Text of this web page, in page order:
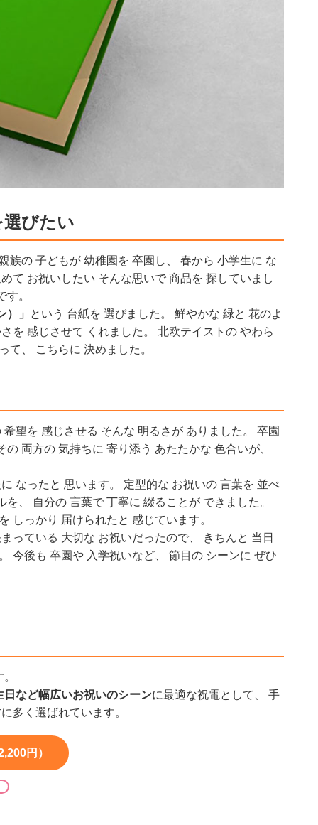
びたい
族の 子どもが 幼稚園を 卒園し、 春から 小学生に な
て お祝いしたい そんな思いで 商品を 探していまし
。
」
という 台紙を 選びました。 鮮やかな 緑と 花のよ
を 感じさせて くれました。 北欧テイストの やわら
て、 こちらに 決めました。
望を 感じさせる そんな 明るさが ありました。 卒園
両方の 気持ちに 寄り添う あたたかな 色合いが、
なったと 思います。 定型的な お祝いの 言葉を 並べ
、 自分の 言葉で 丁寧に 綴ることが できました。
しっかり 届けられたと 感じています。
っている 大切な お祝いだったので、 きちんと 当日
今後も 卒園や 入学祝いなど、 節目の シーンに ぜひ
など幅広いお祝いのシーンに最適な祝電として、 手
多く選ばれています。
円）